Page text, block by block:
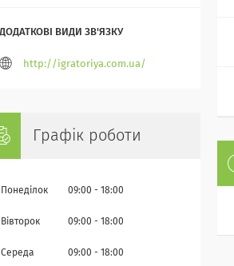
http://igratoriya.com.ua/
Графік роботи
Понеділок 09:00 18:00
Вівторок 09:00 18:00
Середа 09:00 18:00